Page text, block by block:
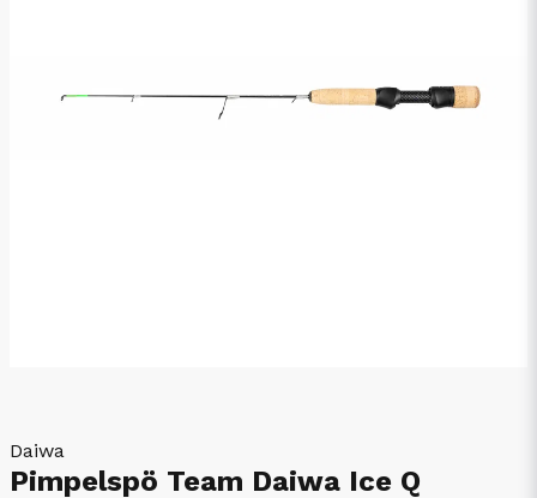
Daiwa
Pimpelspö Team Daiwa Ice Q